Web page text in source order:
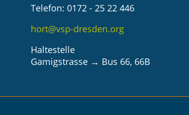
Telefon: 0172 - 25 22 446
hort@vsp-dresden.org
Haltestelle
Gamigstrasse → Bus 66, 66B